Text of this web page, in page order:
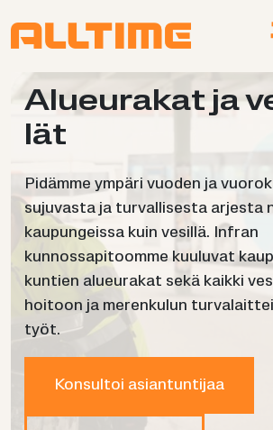
Alueu­ra­kat ja
lät
Pidämme ympäri vuoden ja
sujuvasta ja turvallisesta arjesta
kaupungeissa kuin vesillä. Infran
kunnossapitoomme kuuluvat
kuntien alueurakat sekä kaikki
hoitoon ja merenkulun
työt.
Konsultoi asiantuntijaa